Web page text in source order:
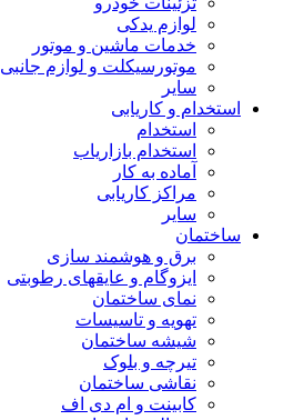
لوازم یدکی
خدمات ماشین و موتور
موتورسیکلت و لوازم جانبی
سایر
استخدام و کاریابی
استخدام
استخدام بازاریاب
آماده به کار
مراکز کاریابی
سایر
ساختمان
برق و هوشمند سازی
ایزوگام و عایقهای رطوبتی
نمای ساختمان
تهویه و تاسیسات
شیشه ساختمان
تیرچه و بلوک
نقاشی ساختمان
کابینت و ام دی اف